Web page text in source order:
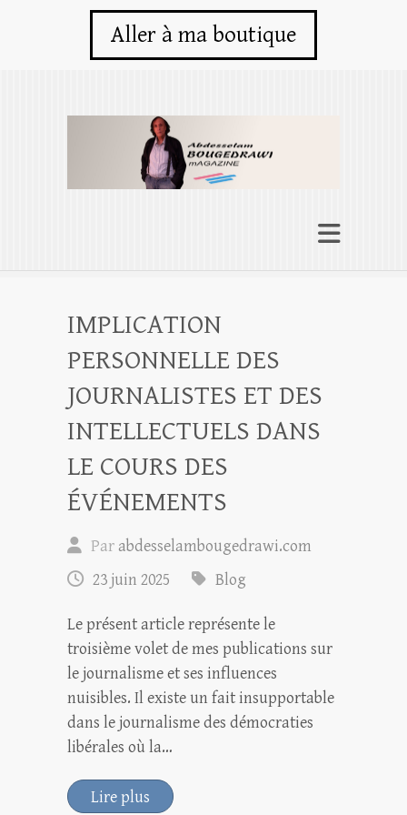
Aller à ma boutique
IMPLICATION
PERSONNELLE DES
JOURNALISTES ET DES
INTELLECTUELS DANS
LE COURS DES
ÉVÉNEMENTS
Par abdesselambougedrawi.com
23 juin 2025
Blog
Le présent article représente le
troisième volet de mes publications sur
le journalisme et ses influences
nuisibles. Il existe un fait insupportable
dans le journalisme des démocraties
libérales où la…
Lire plus